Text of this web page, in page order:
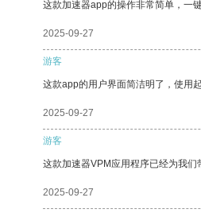
这款加速器app的操作非常简单，一
2025-09-27
游客
这款app的用户界面简洁明了，使用
2025-09-27
游客
这款加速器VPM应用程序已经为我们
2025-09-27